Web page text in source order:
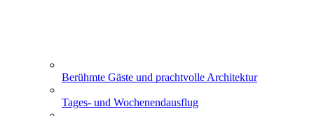
Berühmte Gäste und prachtvolle Architektur
Tages- und Wochenendausflug